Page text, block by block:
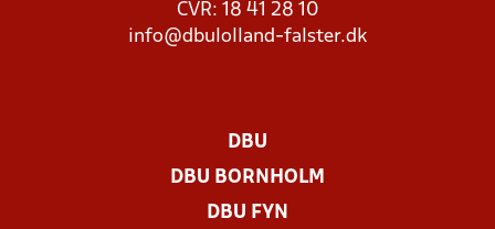
CVR: 18 41 28 10
info@dbulolland-falster.dk
DBU
DBU BORNHOLM
DBU FYN